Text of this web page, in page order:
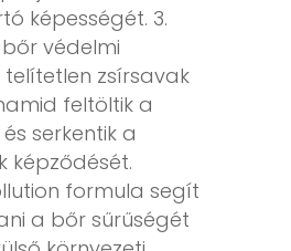
képességét. 3.
védelmi
telítetlen zsírsavak
feltöltik a
serkentik a
képződését.
formula segít
a bőr sűrűségét